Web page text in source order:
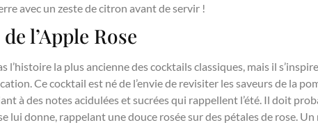
avec un zeste de citron avant de servir !
l’Apple Rose
l’histoire la plus ancienne des cocktails classiques, mais il
Ce cocktail est né de l’envie de revisiter les saveurs de la
à des notes acidulées et sucrées qui rappellent l’été. Il doit
lui donne, rappelant une douce rosée sur des pétales de rose.